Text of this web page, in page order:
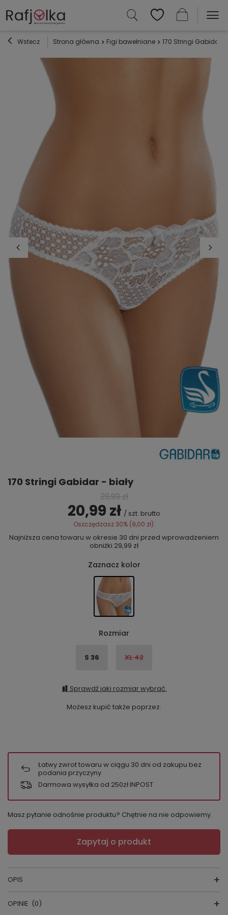
Wstecz Strona główna Figi bawełniane 170 Stringi Gabidar -
170 Stringi Gabidar - biały
29,99 zł
20,99 zł / szt. brutto
Oszczędzasz30% (9,00 zł).
Najniższa cena towaru w okresie 30 dni przed wprowadzeniem
obniżki 29,99 zł
Zaznacz kolor
Rozmiar
S 36 XL 42
Sprawdź jaki rozmiar wybrać.
Możesz kupić także poprzez:
Łatwy zwrot towaru w ciągu 30 dni od zakupu bez
podania przyczyny
Darmowa wysyłka od 250zł INPOST
Masz pytanie odnośnie produktu? Chętnie na nie odpowiemy.
Zapytaj o produkt
OPIS
OPINIE (0)